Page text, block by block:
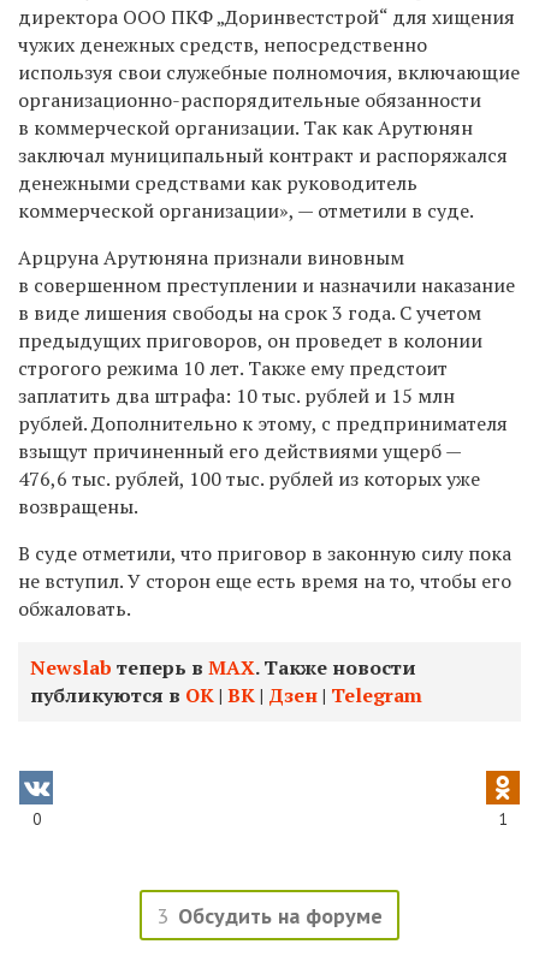
директора ООО ПКФ „Доринвестстрой“ для хищения
чужих денежных средств, непосредственно
используя свои служебные полномочия, включающие
организационно-распорядительные обязанности
в коммерческой организации. Так как Арутюнян
заключал муниципальный контракт и распоряжался
денежными средствами как руководитель
коммерческой организации», — отметили в суде.
Арцруна Арутюняна признали виновным
в совершенном преступлении и назначили наказание
в виде лишения свободы на срок 3 года. С учетом
предыдущих приговоров, он проведет в колонии
строгого режима 10 лет. Также ему предстоит
заплатить два штрафа: 10 тыс. рублей и 15 млн
рублей. Дополнительно к этому, с предпринимателя
взыщут причиненный его действиями ущерб —
476,6 тыс. рублей, 100 тыс. рублей из которых уже
возвращены.
В суде отметили, что приговор в законную силу пока
не вступил. У сторон еще есть время на то, чтобы его
обжаловать.
Newslab теперь в МАХ. Также новости
публикуются в ОК| ВК| Дзен| Telegram
0 1
3 Обсудить на форуме